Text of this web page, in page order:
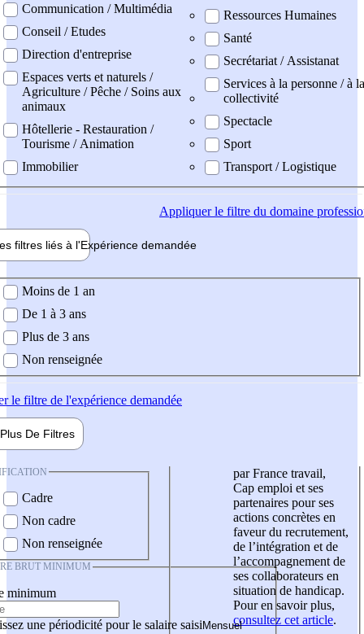
Communication / Multimédia
Conseil / Etudes
Direction d'entreprise
Espaces verts et naturels /
Agriculture / Pêche / Soins aux
animaux
Hôtellerie - Restauration /
Tourisme / Animation
Immobilier
Ressources Humaines
Santé
Secrétariat / Assistanat
Services à la personne / à la
collectivité
Spectacle
Sport
Transport / Logistique
Appliquerle filtre du domaine
filtres liés à l'Expérience demandée
demandée
Moins de 1 an
De 1 à 3 ans
Plus de 3 ans
Non renseignée
le filtre de l'expérience demandée
Plus De Filtres
Cadre
Non cadre
Non renseignée
BRUT MINIMUM
minimum
une périodicité pour le salaire saisi
par France travail,
Cap emploi et ses
partenaires pour ses
actions concrètes en
faveur du recrutement,
de l’intégration et de
l’accompagnement de
ses collaborateurs en
situation de handicap.
Pour en savoir plus,
consultez cet article.